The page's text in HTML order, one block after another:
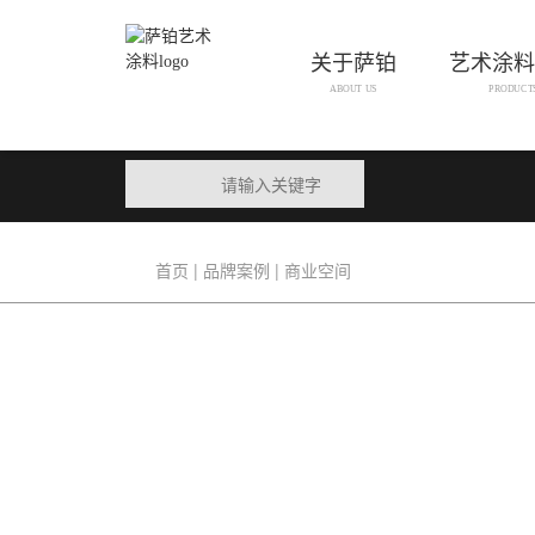
关于萨铂
ABOUT US
艺术涂
首页 | 品牌案例 | 商业空间